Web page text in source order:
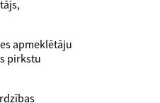
apmeklētāju
pirkstu